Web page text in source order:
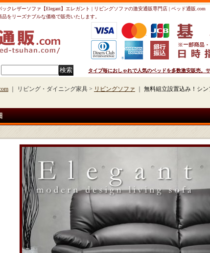
クレザーソファ【Elegant】エレガント | リビングソファの激安通販専門店 | ベッド通販.com
をリーズナブルな価格で販売いたします。
タイプ毎におしゃれで人気のベッドを多数激安販売。
｜ リビング・ダイニング家具 > リビングソファ
無料組立設置込み！シ